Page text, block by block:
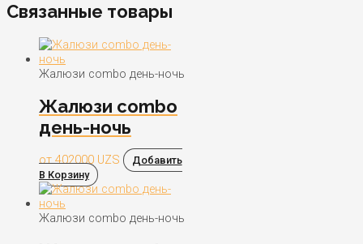
Связанные товары
Жалюзи combo день-ночь
Жалюзи combo
день-ночь
от402000 UZS
Добавить
В Корзину
Жалюзи combo день-ночь